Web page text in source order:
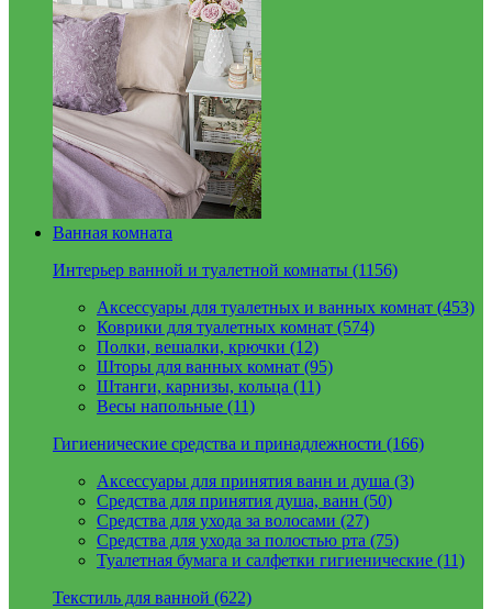
Ванная комната
Интерьер ванной и туалетной комнаты (1156)
Аксессуары для туалетных и ванных комнат (453)
Коврики для туалетных комнат (574)
Полки, вешалки, крючки (12)
Шторы для ванных комнат (95)
Штанги, карнизы, кольца (11)
Весы напольные (11)
Гигиенические средства и принадлежности (166)
Аксессуары для принятия ванн и душа (3)
Средства для принятия душа, ванн (50)
Средства для ухода за волосами (27)
Средства для ухода за полостью рта (75)
Туалетная бумага и салфетки гигиенические (11)
Текстиль для ванной (622)